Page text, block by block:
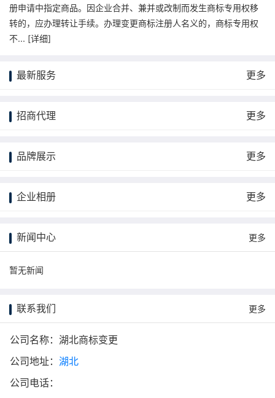
册申请中指定商品。因企业合并、兼并或改制而发生商标专用权移
转的，应办理转让手续。办理变更商标注册人名义的，商标专用权
不... [详细]
最新服务 更多
招商代理 更多
品牌展示 更多
企业相册 更多
新闻中心 更多
暂无新闻
联系我们 更多
公司名称：湖北商标变更
公司地址： 湖北
公司电话：